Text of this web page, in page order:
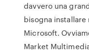
davvero una
bisogna
Microsoft.
Market